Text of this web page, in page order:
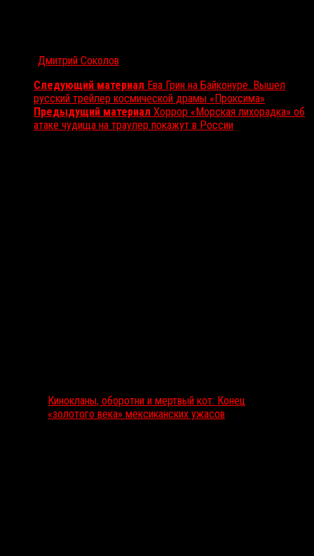
Дмитрий Соколов
Следующий материал Ева Грин на Байконуре. Вышел
русский трейлер космической драмы «Проксима»
Предыдущий материал Хоррор «Морская лихорадка» об
атаке чудища на траулер покажут в России
Кинокланы, оборотни и мертвый кот: Конец
«золотого века» мексиканских ужасов